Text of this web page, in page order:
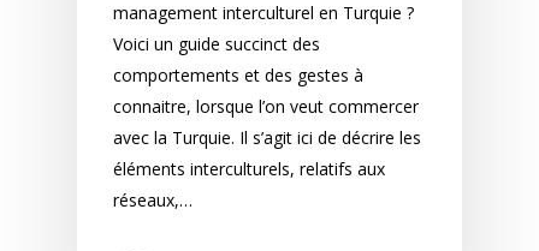
management interculturel en Turquie ?
Voici un guide succinct des
comportements et des gestes à
connaitre, lorsque l’on veut commercer
avec la Turquie. Il s’agit ici de décrire les
éléments interculturels, relatifs aux
réseaux,…